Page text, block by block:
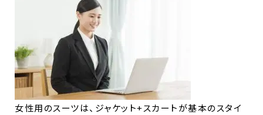
女性用のスーツは、ジャケット+スカートが基本のスタイ